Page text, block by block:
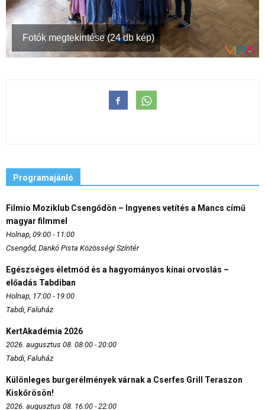
Fotók megtekintése (24 db kép)
Programajánló
Filmio Moziklub Csengődön – Ingyenes vetítés a Mancs című
magyar filmmel
Holnap, 09:00 - 11:00
Csengőd, Dankó Pista Közösségi Színtér
Egészséges életmód és a hagyományos kínai orvoslás –
előadás Tabdiban
Holnap, 17:00 - 19:00
Tabdi, Faluház
KertAkadémia 2026
2026. augusztus 08. 08:00 - 20:00
Tabdi, Faluház
Különleges burgerélmények várnak a Cserfes Grill Teraszon
Kiskőrösön!
2026. augusztus 08. 16:00 - 22:00